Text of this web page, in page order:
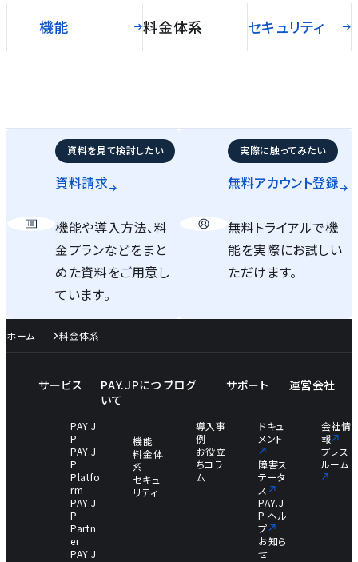
機能 料金体系 セキュリティ
資料を見て検討したい
資料請求
機能や導入方法、料
金プランなどをまと
めた資料をご用意し
ています。
実際に触ってみたい
無料アカウント登録
無料トライアルで機
能を実際にお試しい
ただけます。
ホーム 料金体系
サービス
PAY.J
P
PAY.J
P
Platfo
rm
PAY.J
P
Partn
er
PAY.J
PAY.JPにつ
いて
機能
料金体
系
セキュ
リティ
ブログ
導入事
例
お役立
ちコラ
ム
サポート
ドキュ
メント
障害ス
テータ
ス
PAY.J
P ヘル
プ
お知ら
せ
運営会社
会社情
報
プレス
ルーム